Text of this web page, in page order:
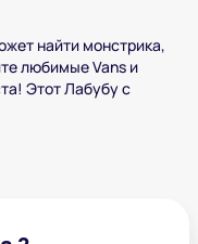
найти монстрика,
любимые Vans и
Этот Лабубу с